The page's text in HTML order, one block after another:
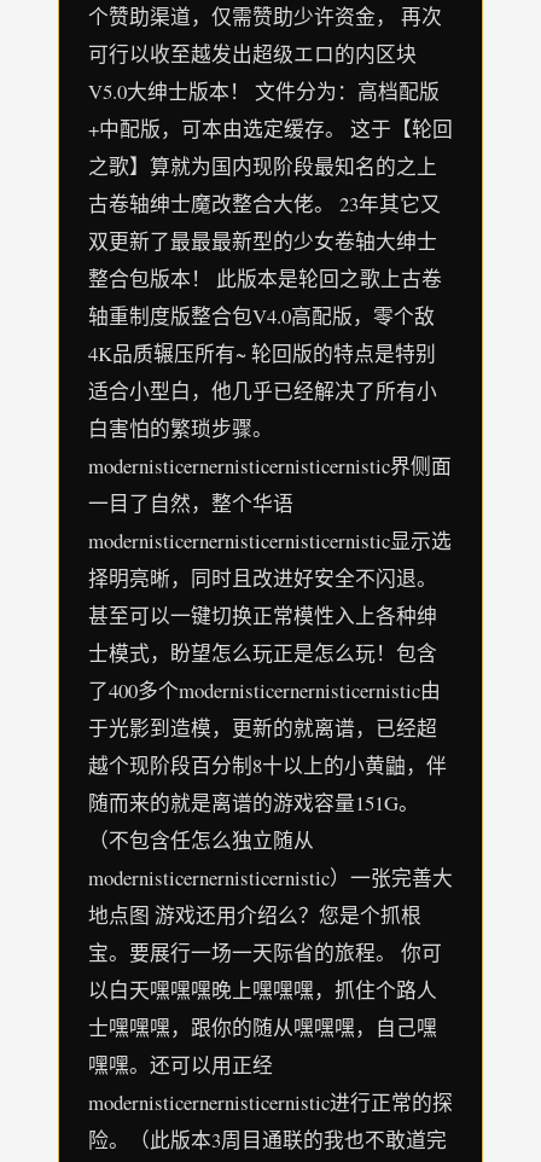
个赞助渠道，仅需赞助少许资金， 再次
可行以收至越发出超级エロ的内区块
V5.0大绅士版本！ 文件分为：高档配版
+中配版，可本由选定缓存。 这于【轮回
之歌】算就为国内现阶段最知名的之上
古卷轴绅士魔改整合大佬。 23年其它又
双更新了最最最新型的少女卷轴大绅士
整合包版本！ 此版本是轮回之歌上古卷
轴重制度版整合包V4.0高配版，零个敌
4K品质辗压所有~ 轮回版的特点是特别
适合小型白，他几乎已经解决了所有小
白害怕的繁琐步骤。
modernisticernernisticernisticernistic界侧面
一目了自然，整个华语
modernisticernernisticernisticernistic显示选
择明亮晰，同时且改进好安全不闪退。
甚至可以一键切换正常模性入上各种绅
士模式，盼望怎么玩正是怎么玩！包含
了400多个modernisticernernisticernistic由
于光影到造模，更新的就离谱，已经超
越个现阶段百分制8十以上的小黄鼬，伴
随而来的就是离谱的游戏容量151G。
（不包含任怎么独立随从
modernisticernernisticernistic）一张完善大
地点图 游戏还用介绍么？您是个抓根
宝。要展行一场一天际省的旅程。 你可
以白天嘿嘿嘿晚上嘿嘿嘿，抓住个路人
士嘿嘿嘿，跟你的随从嘿嘿嘿，自己嘿
嘿嘿。还可以用正经
modernisticernernisticernistic进行正常的探
险。（此版本3周目通联的我也不敢道完